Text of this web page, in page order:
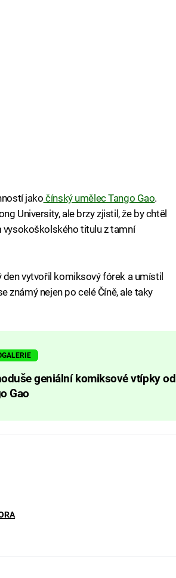
jako čínský umělec Tango Gao.
University, ale brzy zjistil, že by chtěl
vysokoškolského titulu z tamní
den vytvořil komiksový fórek a umístil
známý nejen po celé Číně, ale taky
geniální komiksové vtípky od
Gao